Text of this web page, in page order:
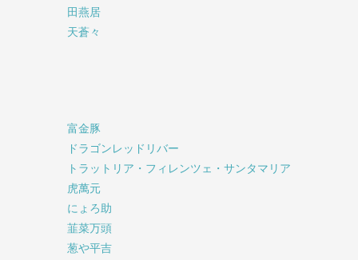
田燕居
天蒼々
富金豚
ドラゴンレッドリバー
トラットリア・フィレンツェ・サンタマリア
虎萬元
にょろ助
韮菜万頭
葱や平吉